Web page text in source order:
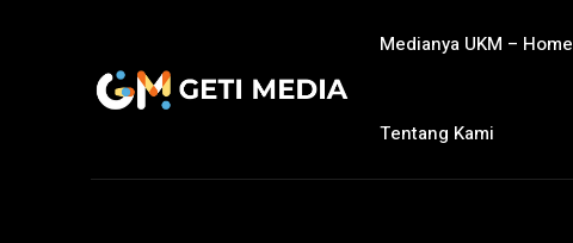
Medianya UKM – Home
Tentang Kami